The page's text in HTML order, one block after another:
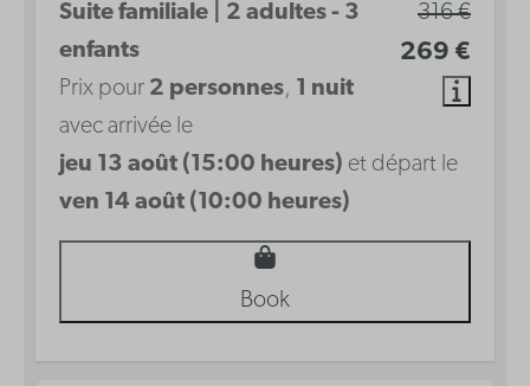
316 €
269 €
Suite familiale | 2 adultes - 3
enfants
Prix pour 2 personnes, 1 nuit
avec arrivée le
jeu 13 août (15:00 heures) et départ le
ven 14 août (10:00 heures)
Book